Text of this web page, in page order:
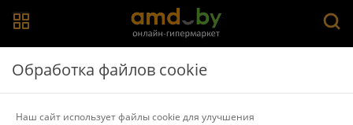
Главная > Каталог товаров Наушники и гарнитуры
Обработка файлов cookie
Наш сайт использует файлы cookie для улучшения